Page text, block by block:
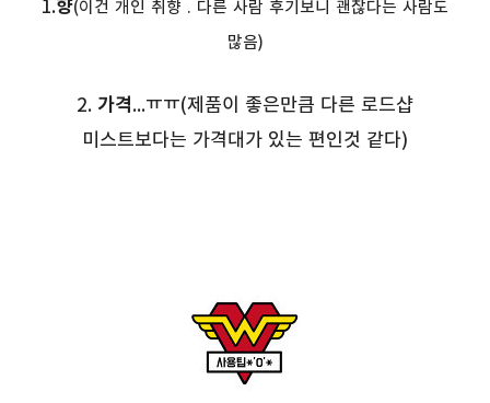
1.향(이건 개인 취향 . 다른 사람 후기보니 괜찮다는 사람도
많음)
2. 가격...ㅠㅠ(제품이 좋은만큼 다른 로드샵
미스트보다는 가격대가 있는 편인것 같다)